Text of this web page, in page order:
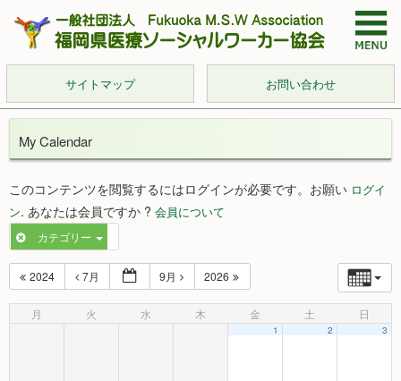
サイトマップ お問い合わせ
My Calendar
このコンテンツを閲覧するにはログインが必要です。お願い ログイ
ン. あなたは会員ですか ? 会員について
カテゴリー
2024 7月 9月 2026
月 火 水 木 金 土 日
1 2 3